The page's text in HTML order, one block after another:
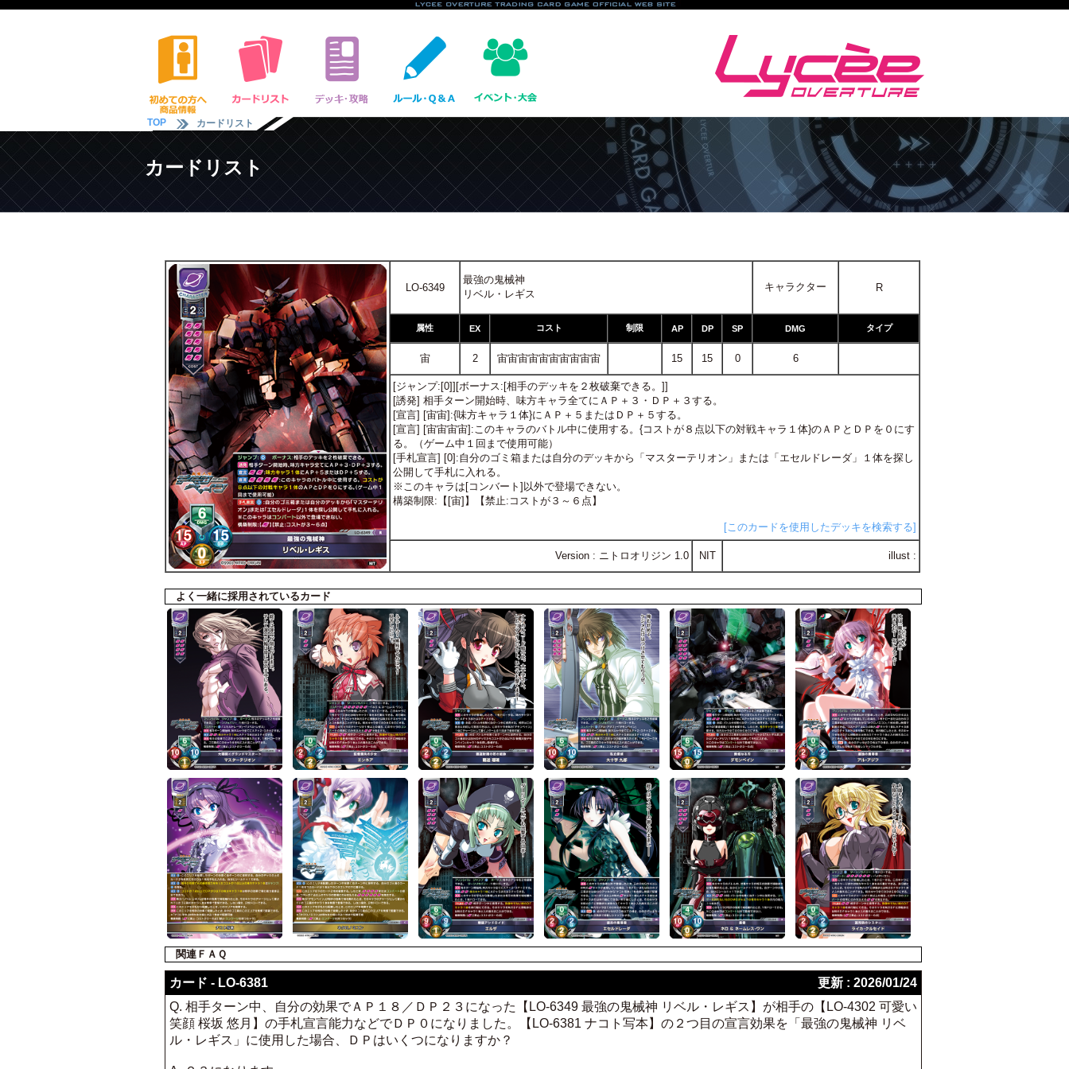
TOP カードリスト
カードリスト
LO-6349
最強の鬼械神
リベル・レギス
キャラクター R
属性 EX コスト 制限 AP DP SP DMG タイプ
宙 2 宙宙宙宙宙宙宙宙宙宙 15 15 0 6
[ジャンプ:[0]][ボーナス:[相手のデッキを２枚破棄できる。]]
[誘発] 相手ターン開始時、味方キャラ全てにＡＰ＋３・ＤＰ＋３する。
[宣言] [宙宙]:{味方キャラ１体}にＡＰ＋５またはＤＰ＋５する。
[宣言] [宙宙宙宙]:このキャラのバトル中に使用する。{コストが８点以下の対戦キャラ１体}のＡＰとＤＰを０にす
る。（ゲーム中１回まで使用可能）
[手札宣言] [0]:自分のゴミ箱または自分のデッキから「マスターテリオン」または「エセルドレーダ」１体を探し
公開して手札に入れる。
※このキャラは[コンバート]以外で登場できない。
構築制限:【[宙]】【禁止:コストが３～６点】
[このカードを使用したデッキを検索する]
Version : ニトロオリジン 1.0 NIT illust :
よく一緒に採用されているカード
関連ＦＡＱ
カード - LO-6381
更新 : 2026/01/24
Q. 相手ターン中、自分の効果でＡＰ１８／ＤＰ２３になった【LO-6349 最強の鬼械神 リベル・レギス】が相手の【LO-4302 可愛い
笑顔 桜坂 悠月】の手札宣言能力などでＤＰ０になりました。【LO-6381 ナコト写本】の２つ目の宣言効果を「最強の鬼械神 リベ
ル・レギス」に使用した場合、ＤＰはいくつになりますか？